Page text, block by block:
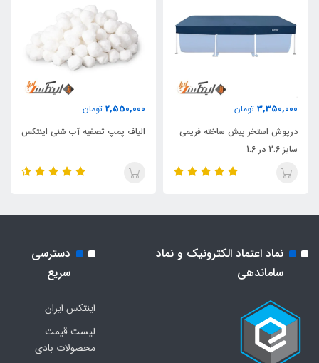
3,350,000 تومان
درپوش استخر پیش ساخته فریمی
سایز 2.6 در 1.6
2,550,000 تومان
الیاف پمپ تصفیه آب شنی اینتکس
نماد اعتماد الکترونیک و نماد
ساماندهی
دسترسی
سریع
اینتکس ایران
لیست قیمت
محصولات بادی